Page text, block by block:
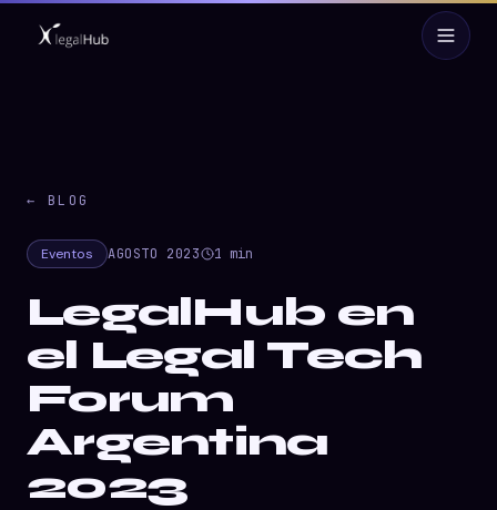
← BLOG
Eventos AGOSTO 2023 1 min
LegalHub en
el Legal Tech
Forum
Argentina
2023